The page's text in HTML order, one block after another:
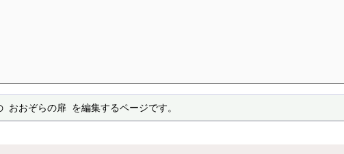
おおぞらの扉 を編集するページです。